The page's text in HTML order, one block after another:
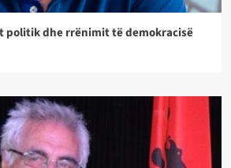
politik dhe rrënimit të demokracisë